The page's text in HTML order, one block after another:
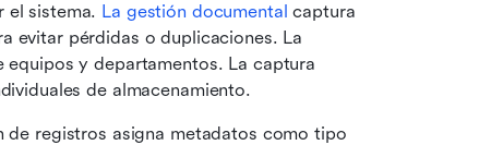
el sistema. La gestión documental captura
evitar pérdidas o duplicaciones. La
equipos y departamentos. La captura
de almacenamiento.
de registros asigna metadatos como tipo